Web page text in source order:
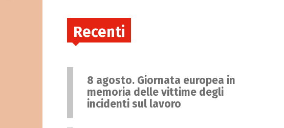
Recenti
8 agosto. Giornata europea in
memoria delle vittime degli
incidenti sul lavoro